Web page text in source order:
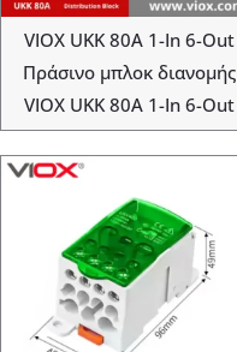
VIOX UKK 80A 1-In 6-Out
Πράσινο μπλοκ διανομής
VIOX UKK 80A 1-In 6-Out